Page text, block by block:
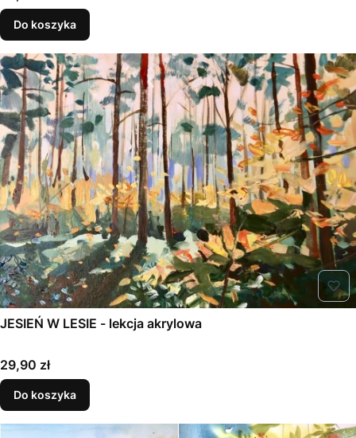
Do koszyka
JESIEŃ W LESIE - lekcja akrylowa
Cena
29,90 zł
Do koszyka